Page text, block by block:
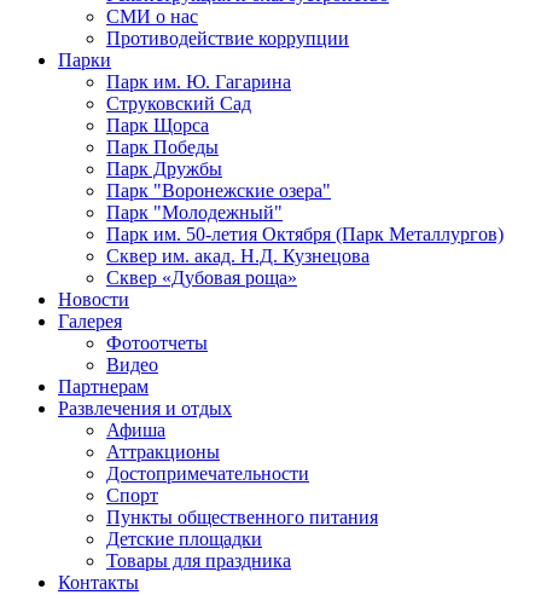
СМИ о нас
Противодействие коррупции
Парки
Парк им. Ю. Гагарина
Струковский Сад
Парк Щорса
Парк Победы
Парк Дружбы
Парк "Воронежские озера"
Парк "Молодежный"
Парк им. 50-летия Октября (Парк Металлургов)
Сквер им. акад. Н.Д. Кузнецова
Сквер «Дубовая роща»
Новости
Галерея
Фотоотчеты
Видео
Партнерам
Развлечения и отдых
Афиша
Аттракционы
Достопримечательности
Спорт
Пункты общественного питания
Детские площадки
Товары для праздника
Контакты